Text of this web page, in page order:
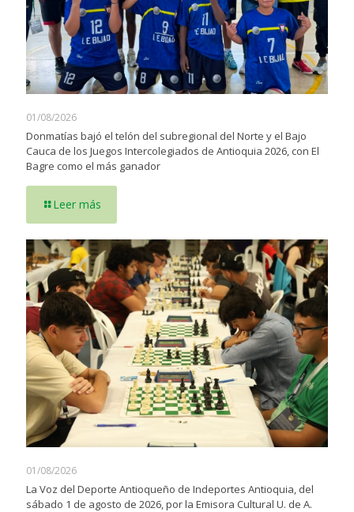
01/08/2026
Donmatías bajó el telón del subregional del Norte y el Bajo
Cauca de los Juegos Intercolegiados de Antioquia 2026, con El
Bagre como el más ganador
Leer más
01/08/2026
La Voz del Deporte Antioqueño de Indeportes Antioquia, del
sábado 1 de agosto de 2026, por la Emisora Cultural U. de A.